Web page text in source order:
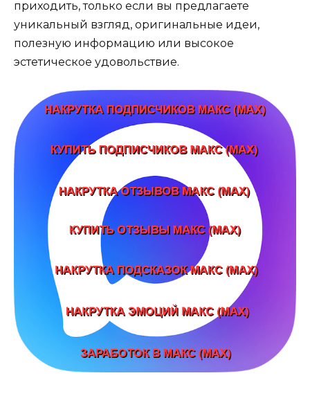
приходить, только если вы предлагаете
уникальный взгляд, оригинальные идеи,
полезную информацию или высокое
эстетическое удовольствие.